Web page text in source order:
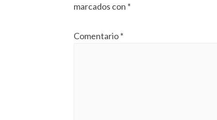
marcados con *
Comentario*